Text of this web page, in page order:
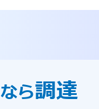
なら調達